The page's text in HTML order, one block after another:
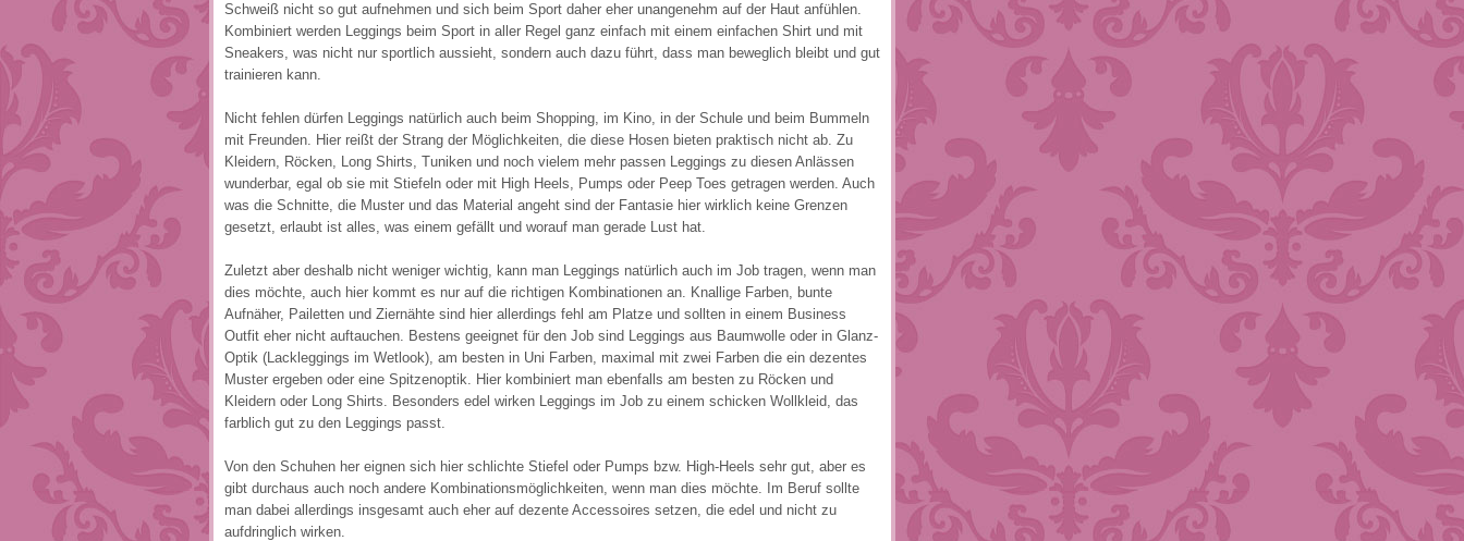
Schweiß nicht so gut aufnehmen und sich beim Sport daher eher unangenehm auf der Haut anfühlen.
Kombiniert werden Leggings beim Sport in aller Regel ganz einfach mit einem einfachen Shirt und mit
Sneakers, was nicht nur sportlich aussieht, sondern auch dazu führt, dass man beweglich bleibt und gut
trainieren kann.
Nicht fehlen dürfen Leggings natürlich auch beim Shopping, im Kino, in der Schule und beim Bummeln
mit Freunden. Hier reißt der Strang der Möglichkeiten, die diese Hosen bieten praktisch nicht ab. Zu
Kleidern, Röcken, Long Shirts, Tuniken und noch vielem mehr passen Leggings zu diesen Anlässen
wunderbar, egal ob sie mit Stiefeln oder mit High Heels, Pumps oder Peep Toes getragen werden. Auch
was die Schnitte, die Muster und das Material angeht sind der Fantasie hier wirklich keine Grenzen
gesetzt, erlaubt ist alles, was einem gefällt und worauf man gerade Lust hat.
Zuletzt aber deshalb nicht weniger wichtig, kann man Leggings natürlich auch im Job tragen, wenn man
dies möchte, auch hier kommt es nur auf die richtigen Kombinationen an. Knallige Farben, bunte
Aufnäher, Pailetten und Ziernähte sind hier allerdings fehl am Platze und sollten in einem Business
Outfit eher nicht auftauchen. Bestens geeignet für den Job sind Leggings aus Baumwolle oder in Glanz-
Optik (Lackleggings im Wetlook), am besten in Uni Farben, maximal mit zwei Farben die ein dezentes
Muster ergeben oder eine Spitzenoptik. Hier kombiniert man ebenfalls am besten zu Röcken und
Kleidern oder Long Shirts. Besonders edel wirken Leggings im Job zu einem schicken Wollkleid, das
farblich gut zu den Leggings passt.
Von den Schuhen her eignen sich hier schlichte Stiefel oder Pumps bzw. High-Heels sehr gut, aber es
gibt durchaus auch noch andere Kombinationsmöglichkeiten, wenn man dies möchte. Im Beruf sollte
man dabei allerdings insgesamt auch eher auf dezente Accessoires setzen, die edel und nicht zu
aufdringlich wirken.